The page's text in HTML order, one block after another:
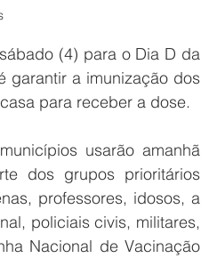
(4) para o Dia D da
garantir a imunização dos
para receber a dose.
usarão amanhã
dos grupos prioritários
professores, idosos, a
policiais civis, militares,
Nacional de Vacinação